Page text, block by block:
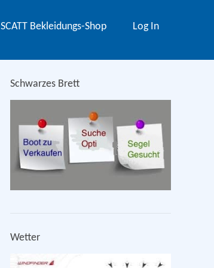
SCATT Bekleidungs-Shop Log In
Schwarzes Brett
Wetter